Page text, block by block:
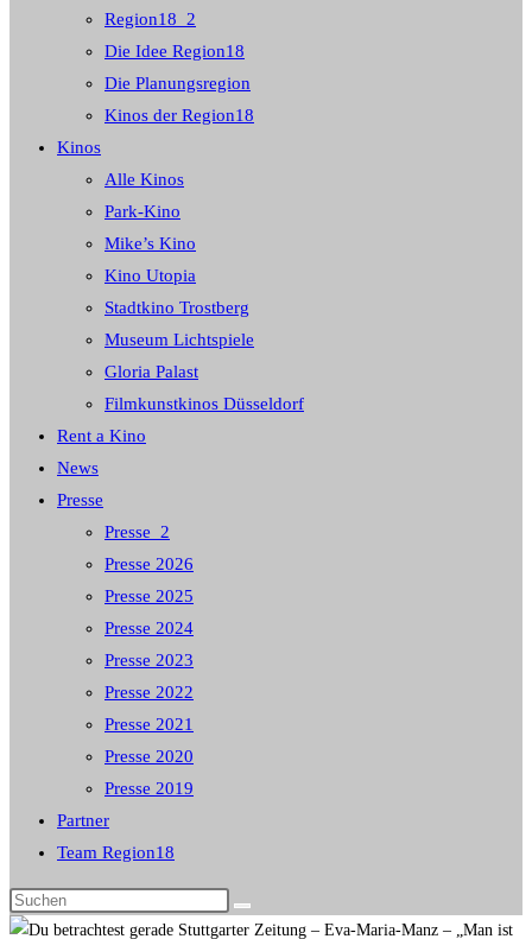
Region18_2
Die Idee Region18
Die Planungsregion
Kinos der Region18
Kinos
Alle Kinos
Park-Kino
Mike’s Kino
Kino Utopia
Stadtkino Trostberg
Museum Lichtspiele
Gloria Palast
Filmkunstkinos Düsseldorf
Rent a Kino
News
Presse
Presse_2
Presse 2026
Presse 2025
Presse 2024
Presse 2023
Presse 2022
Presse 2021
Presse 2020
Presse 2019
Partner
Team Region18
Diese
Website